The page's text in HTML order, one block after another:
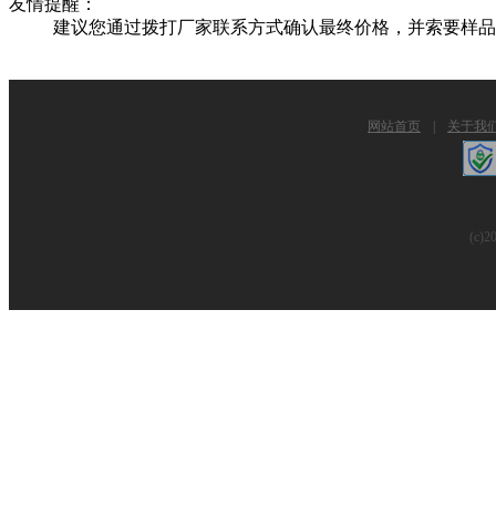
友情提醒：
建议您通过拨打厂家联系方式确认最终价格，并索要样
网站首页 关于我